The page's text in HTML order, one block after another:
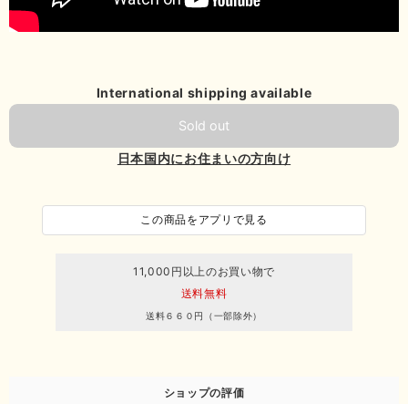
International shipping available
Sold out
日本国内にお住まいの方向け
この商品をアプリで見る
11,000円以上のお買い物で
送料無料
送料６６０円（一部除外）
ショップの評価